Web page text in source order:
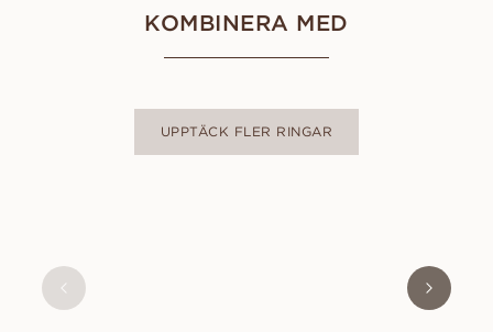
KOMBINERA MED
UPPTÄCK FLER RINGAR